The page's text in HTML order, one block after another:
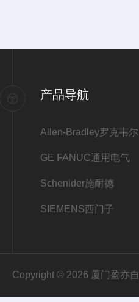
产品导航
Allen-Bradley罗克韦尔
GE FANUC通用电气
Schenider施耐德
SIEMENS西门子
Copyright © 2026 厦门盈亦